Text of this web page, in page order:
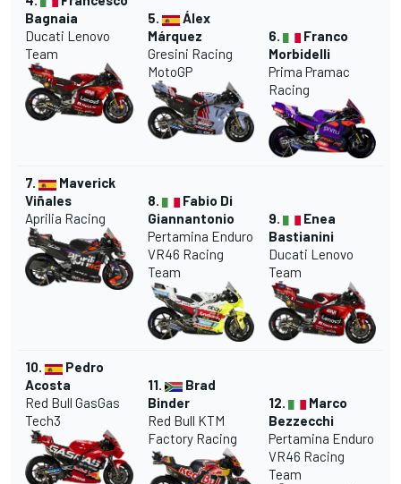
Bagnaia
Ducati Lenovo
Team
5.
Álex
Márquez
Gresini Racing
MotoGP
6.
Franco
Morbidelli
Prima Pramac
Racing
7.
Maverick
Viñales
Aprilia Racing
8.
Fabio Di
Giannantonio
Pertamina Enduro
VR46 Racing
Team
9.
Enea
Bastianini
Ducati Lenovo
Team
10.
Pedro
Acosta
Red Bull GasGas
Tech3
11.
Brad
Binder
Red Bull KTM
Factory Racing
12.
Marco
Bezzecchi
Pertamina Enduro
VR46 Racing
Team